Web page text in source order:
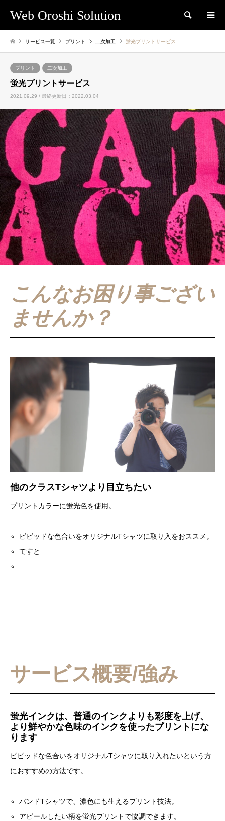
Web Oroshi Solution 検索
サービス一覧 プリント 二次加工 蛍光プリントサービス
プリント 二次加工
蛍光プリントサービス
2021.09.29 / 最終更新日：2022.03.04
こんなお困り事ござい
ませんか？
他のクラスTシャツより目立ちたい
プリントカラーに蛍光色を使用。
ビビッドな色合いをオリジナルTシャツに取り入をおススメ。
てすと
サービス概要/強み
蛍光インクは、普通のインクよりも彩度を上げ、
より鮮やかな色味のインクを使ったプリントにな
ります
ビビッドな色合いをオリジナルTシャツに取り入れたいという方
におすすめの方法です。
バンドTシャツで、濃色にも生えるプリント技法。
アピールしたい柄を蛍光プリントで協調できます。